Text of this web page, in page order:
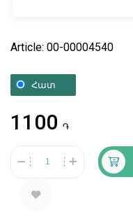
Article: 00-00004540
Հատ
1100 ֏